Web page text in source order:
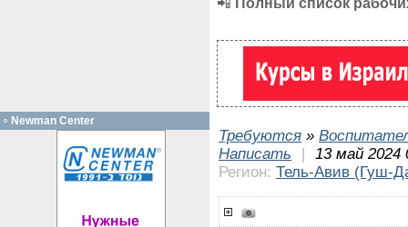
Требуются »
Написать
|
13 май 2024
Регион: Тель-Авив (Гуш-
Newman Center